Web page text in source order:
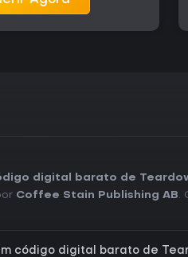
digital barato de
Coffee Stain Publishing AB.
código digital barato de